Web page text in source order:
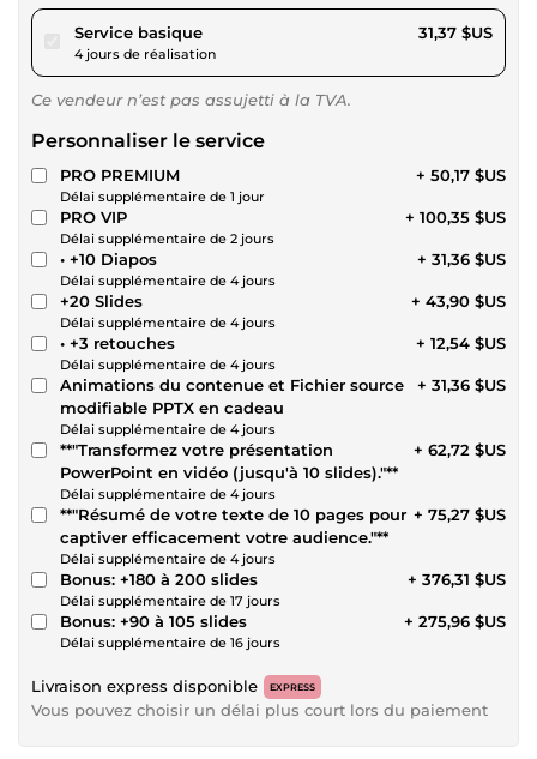
Service basiquepour 28,90 $US
4 jours de réalisation
31,37 $US
Ce vendeur n’est pas assujetti à la TVA.
Personnaliser le service
PRO PREMIUM
Délai supplémentaire de 1 jour
+ 50,17 $US
PRO VIP
Délai supplémentaire de 2 jours
+ 100,35 $US
• +10 Diapos
Délai supplémentaire de 4 jours
+ 31,36 $US
+20 Slides
Délai supplémentaire de 4 jours
+ 43,90 $US
• +3 retouches
Délai supplémentaire de 4 jours
+ 12,54 $US
Animations du contenue et Fichier source
modifiable PPTX en cadeau
Délai supplémentaire de 4 jours
+ 31,36 $US
**"Transformez votre présentation
PowerPoint en vidéo (jusqu'à 10 slides)."**
Délai supplémentaire de 4 jours
+ 62,72 $US
**"Résumé de votre texte de 10 pages pour
captiver efficacement votre audience."**
Délai supplémentaire de 4 jours
+ 75,27 $US
Bonus: +180 à 200 slides
Délai supplémentaire de 17 jours
+ 376,31 $US
Bonus: +90 à 105 slides
Délai supplémentaire de 16 jours
+ 275,96 $US
Livraison express disponible EXPRESS
Vous pouvez choisir un délai plus court lors du paiement